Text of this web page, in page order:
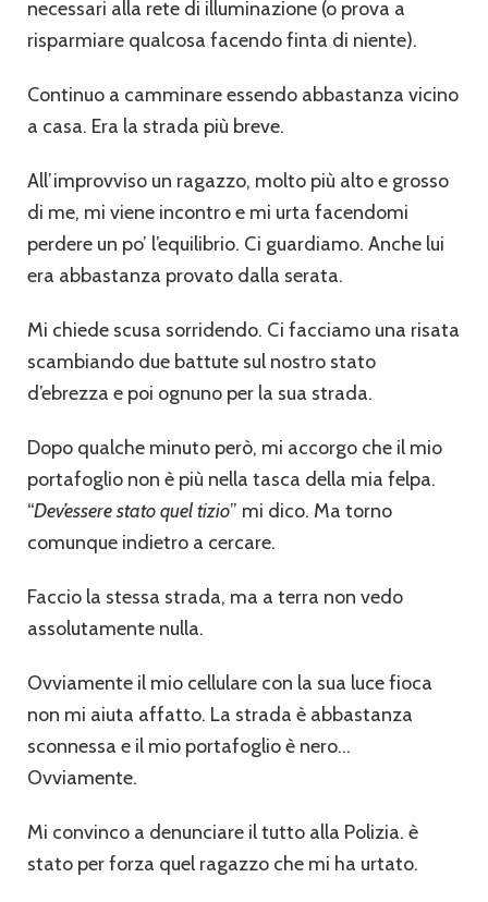
necessari alla rete di illuminazione (o prova a
risparmiare qualcosa facendo finta di niente).
Continuo a camminare essendo abbastanza vicino
a casa. Era la strada più breve.
All’improvviso un ragazzo, molto più alto e grosso
di me, mi viene incontro e mi urta facendomi
perdere un po’ l’equilibrio. Ci guardiamo. Anche lui
era abbastanza provato dalla serata.
Mi chiede scusa sorridendo. Ci facciamo una risata
scambiando due battute sul nostro stato
d’ebrezza e poi ognuno per la sua strada.
Dopo qualche minuto però, mi accorgo che il mio
portafoglio non è più nella tasca della mia felpa.
“Dev’essere stato quel tizio” mi dico. Ma torno
comunque indietro a cercare.
Faccio la stessa strada, ma a terra non vedo
assolutamente nulla.
Ovviamente il mio cellulare con la sua luce fioca
non mi aiuta affatto. La strada è abbastanza
sconnessa e il mio portafoglio è nero…
Ovviamente.
Mi convinco a denunciare il tutto alla Polizia. è
stato per forza quel ragazzo che mi ha urtato.